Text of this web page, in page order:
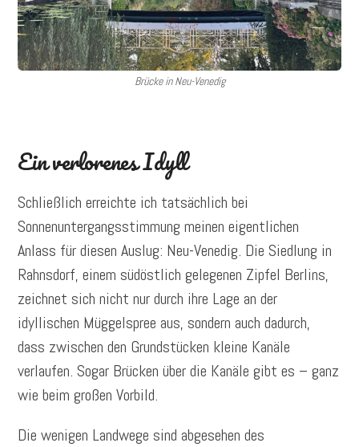
Brücke in Neu-Venedig
Ein verlorenes Idyll
Schließlich erreichte ich tatsächlich bei
Sonnenuntergangsstimmung meinen eigentlichen
Anlass für diesen Auslug: Neu-Venedig. Die Siedlung in
Rahnsdorf, einem südöstlich gelegenen Zipfel Berlins,
zeichnet sich nicht nur durch ihre Lage an der
idyllischen Müggelspree aus, sondern auch dadurch,
dass zwischen den Grundstücken kleine Kanäle
verlaufen. Sogar Brücken über die Kanäle gibt es – ganz
wie beim großen Vorbild.
Die wenigen Landwege sind abgesehen des